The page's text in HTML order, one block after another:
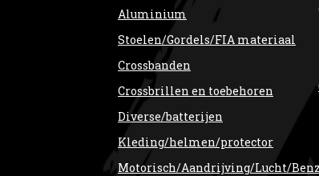
Aluminium
Stoelen/Gordels/FIA materiaal
Crossbanden
Crossbrillen en toebehoren
Diverse/batterijen
Kleding/helmen/protector
Motorisch/Aandrijving/Lucht/